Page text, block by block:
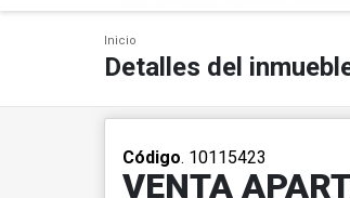
Inicio
Detalles del
Código. 10115423
VENTA